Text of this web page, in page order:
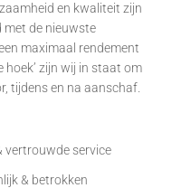
en kwaliteit zijn
met de nieuwste
maximaal rendement
hoek’ zijn wij in staat om
tijdens en na aanschaf.
vertrouwde service
& betrokken